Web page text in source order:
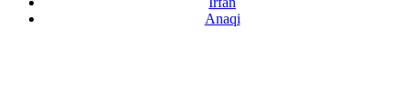
Anaqi